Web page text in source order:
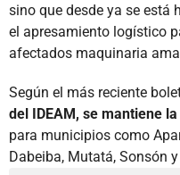
sino que desde ya se está
el apresamiento logístico
afectados maquinaria
Según el más reciente
del IDEAM, se mantiene
para municipios como
Dabeiba, Mutatá, Sonsón y